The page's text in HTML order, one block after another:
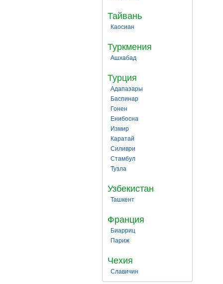
Тайвань
Каосиан
Туркмения
Ашхабад
Турция
Адапазары
Баспинар
Гонен
Енибосна
Измир
Каратай
Силиври
Стамбул
Тузла
Узбекистан
Ташкент
Франция
Биарриц
Париж
Чехия
Славичин